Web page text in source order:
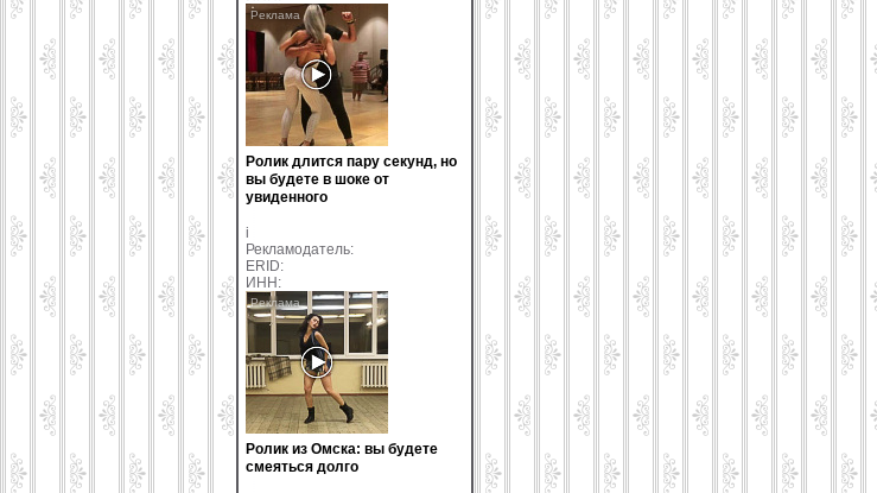
Ролик длится пару секунд, но
вы будете в шоке от
увиденного
i
Рекламодатель:
ERID:
ИНН:
Ролик из Омска: вы будете
смеяться долго